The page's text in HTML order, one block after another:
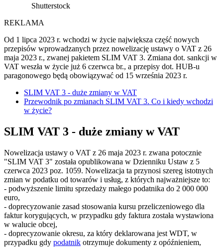
Shutterstock
REKLAMA
Od 1 lipca 2023 r. wchodzi w życie największa część nowych
przepisów wprowadzanych przez nowelizację ustawy o VAT z 26
maja 2023 r., zwanej pakietem SLIM VAT 3. Zmiana dot. sankcji w
VAT weszła w życie już 6 czerwca br., a przepisy dot. HUB-u
paragonowego będą obowiązywać od 15 września 2023 r.
SLIM VAT 3 - duże zmiany w VAT
Przewodnik po zmianach SLIM VAT 3. Co i kiedy wchodzi
w życie?
SLIM VAT 3 - duże zmiany w VAT
Nowelizacja ustawy o VAT z 26 maja 2023 r. zwana potocznie
"SLIM VAT 3" została opublikowana w Dzienniku Ustaw z 5
czerwca 2023 poz. 1059. Nowelizacja ta przynosi szereg istotnych
zmian w podatku od towarów i usług, z których najważniejsze to:
- podwyższenie limitu sprzedaży małego podatnika do 2 000 000
euro,
- doprecyzowanie zasad stosowania kursu przeliczeniowego dla
faktur korygujących, w przypadku gdy faktura została wystawiona
w walucie obcej,
- doprecyzowanie okresu, za który deklarowana jest WDT, w
przypadku gdy podatnik otrzymuje dokumenty z opóźnieniem,